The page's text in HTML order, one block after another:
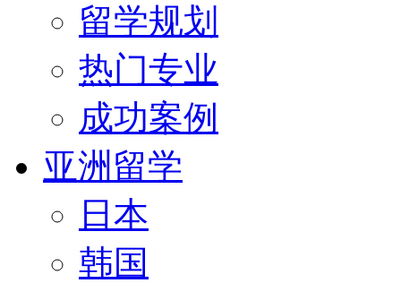
留学规划
热门专业
成功案例
亚洲留学
日本
韩国